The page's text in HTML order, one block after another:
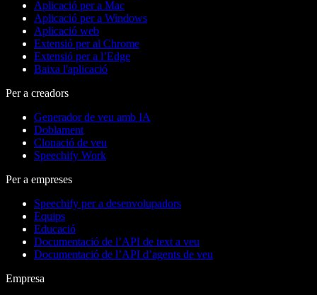
Aplicació per a Mac
Aplicació per a Windows
Aplicació web
Extensió per al Chrome
Extensió per a l’Edge
Baixa l'aplicació
Per a creadors
Generador de veu amb IA
Doblament
Clonació de veu
Speechify Work
Per a empreses
Speechify per a desenvolupadors
Equips
Educació
Documentació de l’API de text a veu
Documentació de l’API d’agents de veu
Empresa